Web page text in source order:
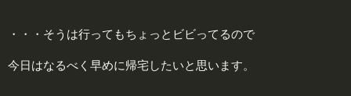
・・・そうは行ってもちょっとビビってるので
今日はなるべく早めに帰宅したいと思います。